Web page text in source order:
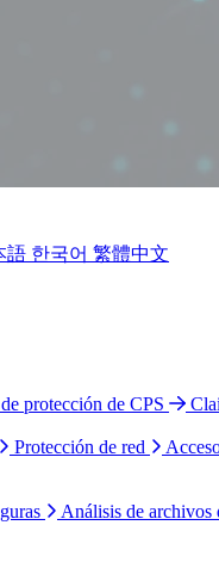
語 한국어 繁體中文
protección de CPS
Protección de red
Análisis de archivos